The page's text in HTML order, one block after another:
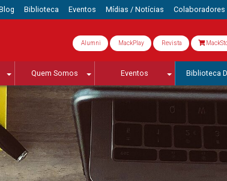
Biblioteca Eventos Mídias / Notícias Colaboradores
Alumni MackPlay Revista
Quem Somos Eventos Biblioteca